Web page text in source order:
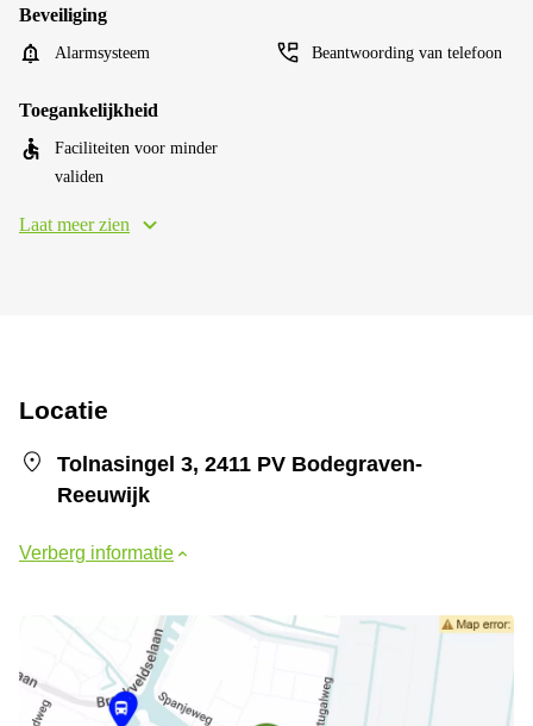
Beveiliging
Alarmsysteem Beantwoording van telefoon
Toegankelijkheid
Faciliteiten voor minder
validen
Laat meer zien
Locatie
Tolnasingel 3, 2411 PV Bodegraven-
Reeuwijk
Verberg informatie